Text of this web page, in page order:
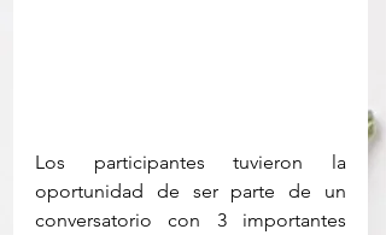
Los participantes tuvieron la
oportunidad de ser parte de un
conversatorio con 3 importantes